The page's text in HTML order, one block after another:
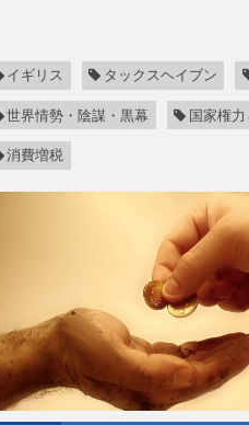
イギリス タックスヘイブン
世界情勢・陰謀・黒幕 国家権
消費増税